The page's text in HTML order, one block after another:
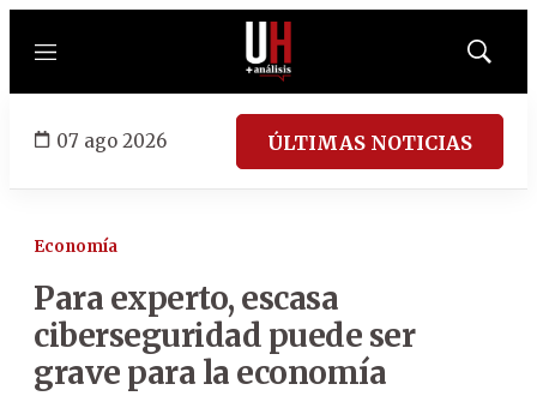
Menú
Mostrar
07 ago 2026 ÚLTIMAS NOTICIAS
Economía
Para experto, escasa
ciberseguridad puede ser
grave para la economía